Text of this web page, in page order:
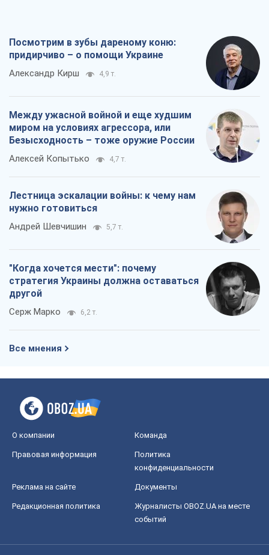
Посмотрим в зубы дареному коню:
придирчиво – о помощи Украине
Александр Кирш 4,9 т.
Между ужасной войной и еще худшим
миром на условиях агрессора, или
Безысходность – тоже оружие России
Алексей Копытько 4,7 т.
Лестница эскалации войны: к чему нам
нужно готовиться
Андрей Шевчишин 5,7 т.
"Когда хочется мести": почему
стратегия Украины должна оставаться
другой
Серж Марко 6,2 т.
Все мнения
О компании Команда
Правовая информация
Политика
конфиденциальности
Реклама на сайте Документы
Редакционная политика
Журналисты OBOZ.UA на месте
событий